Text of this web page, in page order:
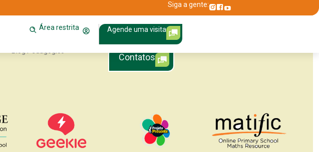
Siga a gente:
Área restrita Agende uma visita
CONTEÚDO Área restrita
Contatos